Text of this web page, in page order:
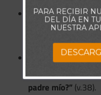
Poco después,
descubre que
(v.30-33).
Llora y suplica a
“¿No tienes una
padre mío?”(v.38).
PARA RECIBIR
DEL DÍA EN
NUESTRA